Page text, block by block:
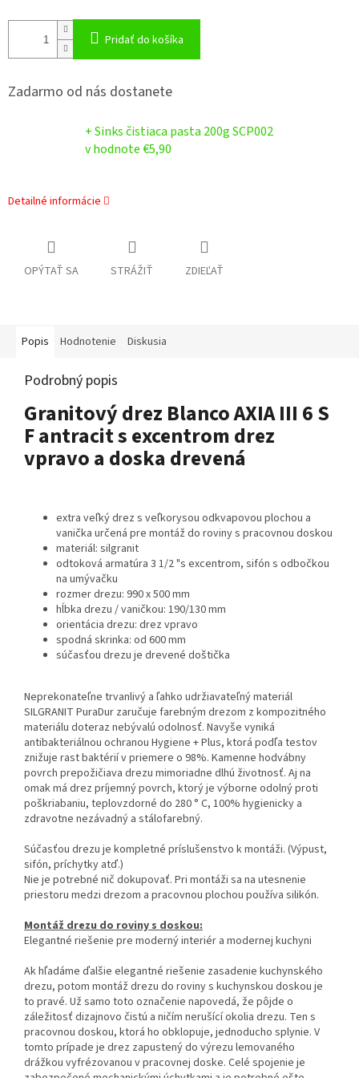
Pridať do košíka
Zadarmo od nás dostanete
+ Sinks čistiaca pasta 200g SCP002
v hodnote €5,90
Detailné informácie
OPÝTAŤ SA STRÁŽIŤ ZDIEĽAŤ
Popis Hodnotenie Diskusia
Podrobný popis
Granitový drez Blanco AXIA III 6 S
F antracit s excentrom drez
vpravo a doska drevená
extra veľký drez s veľkorysou odkvapovou plochou a
vanička určená pre montáž do roviny s pracovnou doskou
materiál: silgranit
odtoková armatúra 3 1/2 "s excentrom, sifón s odbočkou
na umývačku
rozmer drezu: 990 x 500 mm
hĺbka drezu / vaničkou: 190/130 mm
orientácia drezu: drez vpravo
spodná skrinka: od 600 mm
súčasťou drezu je drevené doštička
Neprekonateľne trvanlivý a ľahko udržiavateľný materiál
SILGRANIT PuraDur zaručuje farebným drezom z kompozitného
materiálu doteraz nebývalú odolnosť. Navyše vyniká
antibakteriálnou ochranou Hygiene + Plus, ktorá podľa testov
znižuje rast baktérií v priemere o 98%. Kamenne hodvábny
povrch prepožičiava drezu mimoriadne dlhú životnosť. Aj na
omak má drez príjemný povrch, ktorý je výborne odolný proti
poškriabaniu, teplovzdorné do 280 ° C, 100% hygienicky a
zdravotne nezávadný a stálofarebný.
Súčasťou drezu je kompletné príslušenstvo k montáži. (Výpust,
sifón, príchytky atď.)
Nie je potrebné nič dokupovať. Pri montáži sa na utesnenie
priestoru medzi drezom a pracovnou plochou používa silikón.
Montáž drezu do roviny s doskou:
Elegantné riešenie pre moderný interiér a modernej kuchyni
Ak hľadáme ďalšie elegantné riešenie zasadenie kuchynského
drezu, potom montáž drezu do roviny s kuchynskou doskou je
to pravé. Už samo toto označenie napovedá, že pôjde o
záležitosť dizajnovo čistú a ničím nerušící okolia drezu. Ten s
pracovnou doskou, ktorá ho obklopuje, jednoducho splynie. V
tomto prípade je drez zapustený do výrezu lemovaného
drážkou vyfrézovanou v pracovnej doske. Celé spojenie je